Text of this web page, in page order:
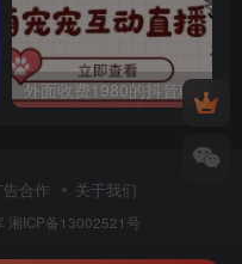
告合作 关于我们
湘ICP备13002521号